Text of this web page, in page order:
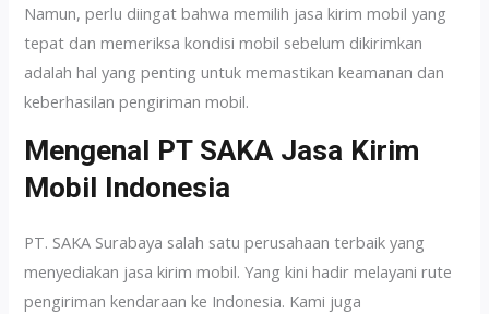
Namun, perlu diingat bahwa memilih jasa kirim mobil yang
tepat dan memeriksa kondisi mobil sebelum dikirimkan
adalah hal yang penting untuk memastikan keamanan dan
keberhasilan pengiriman mobil.
Mengenal PT SAKA Jasa Kirim
Mobil Indonesia
PT. SAKA Surabaya salah satu perusahaan terbaik yang
menyediakan jasa kirim mobil. Yang kini hadir melayani rute
pengiriman kendaraan ke Indonesia. Kami juga